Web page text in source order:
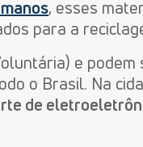
, esses
para a
e podem
o Brasil. Na
de